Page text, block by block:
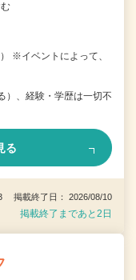
※イベントによって、
）、経験・学歴は一切不
る
掲載終了日： 2026/08/10
掲載終了まであと2日